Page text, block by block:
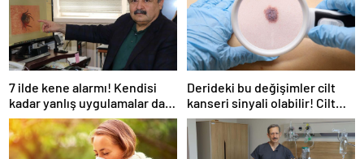
7 ilde kene alarmı! Kendisi
kadar yanlış uygulamalar da
öldürüyor… Sakın bu hataları
yapmayın
Derideki bu değişimler cilt
kanseri sinyali olabilir! Cilt
kanserinden korunmanın
yolları